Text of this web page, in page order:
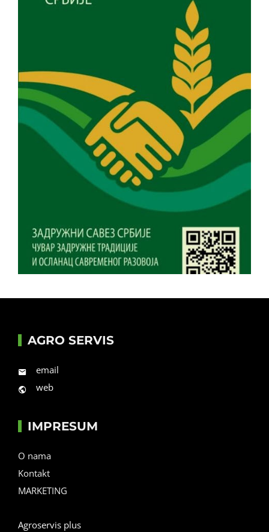
AGRO SERVIS
email
web
IMPRESUM
O nama
Kontakt
MARKETING
Agroservis plus